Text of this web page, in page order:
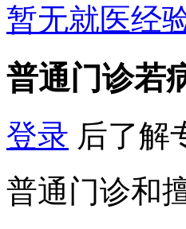
暂无就医经
普通门诊若
登录 后了解
普通门诊和